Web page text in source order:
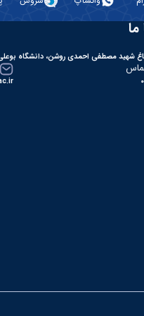
ما
شهید مصطفی احمدی روشن، دانشگاه